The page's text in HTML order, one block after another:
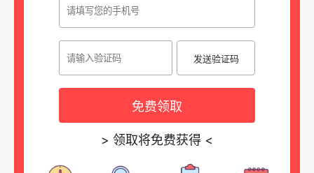
发送验证码
免费领取
> 领取将免费获得 <